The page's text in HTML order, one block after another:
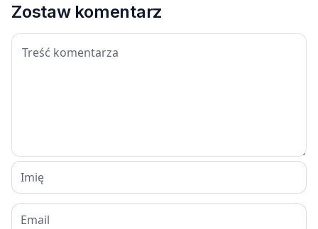
Zostaw komentarz